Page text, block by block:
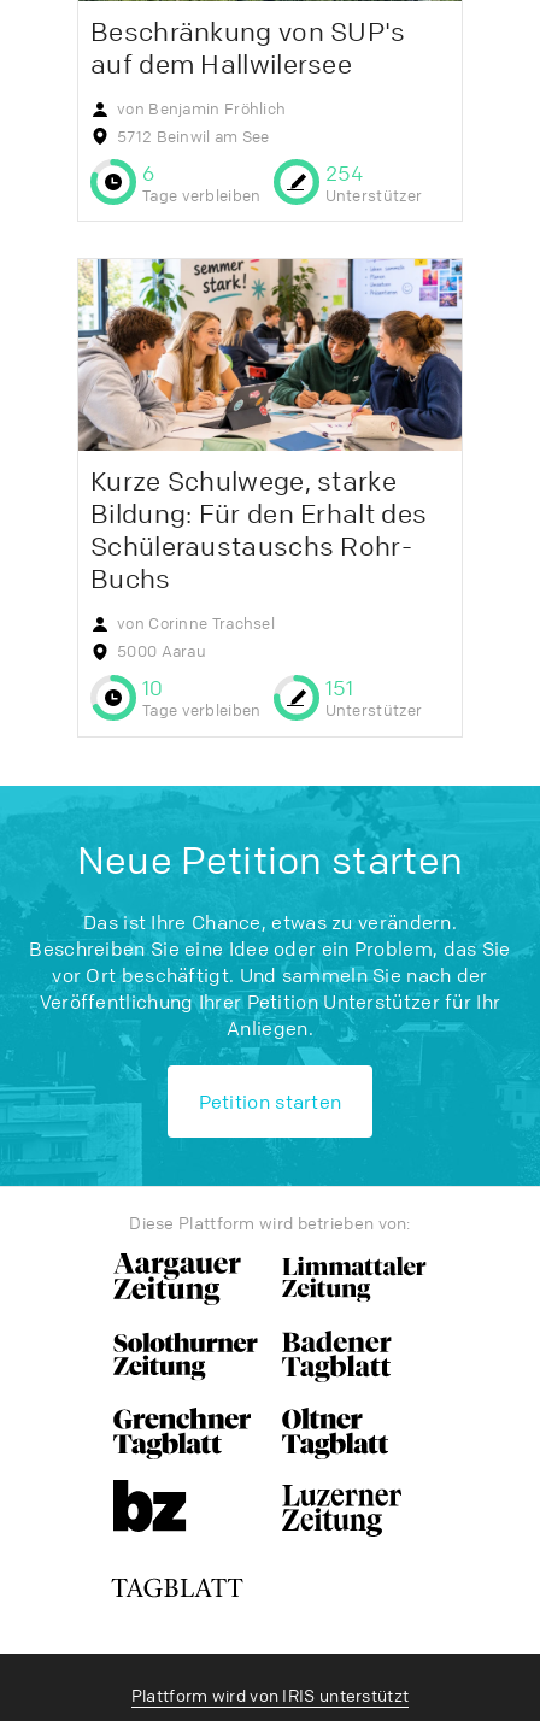
Beschränkung von SUP's
auf dem Hallwilersee
von Benjamin Fröhlich
5712 Beinwil am See
Tage verbleiben
6
Unterstützer
254
Kurze Schulwege, starke
Bildung: Für den Erhalt des
Schüleraustauschs Rohr-
Buchs
von Corinne Trachsel
5000 Aarau
Tage verbleiben
10
Unterstützer
151
Neue Petition starten
Das ist Ihre Chance, etwas zu verändern.
Beschreiben Sie eine Idee oder ein Problem, das Sie
vor Ort beschäftigt. Und sammeln Sie nach der
Veröffentlichung Ihrer Petition Unterstützer für Ihr
Anliegen.
Petition starten
Diese Plattform wird betrieben von:
Plattform wird von IRIS unterstützt